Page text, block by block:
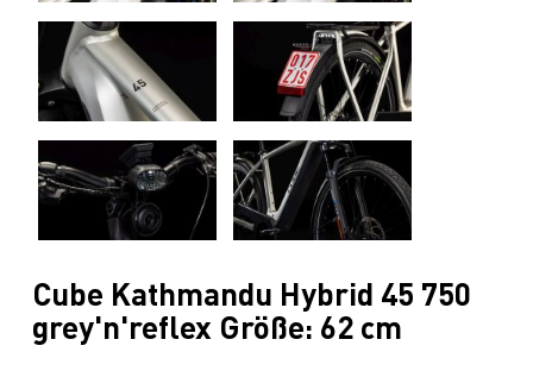
Cube Kathmandu Hybrid 45 750
grey'n'reflex Größe: 62 cm